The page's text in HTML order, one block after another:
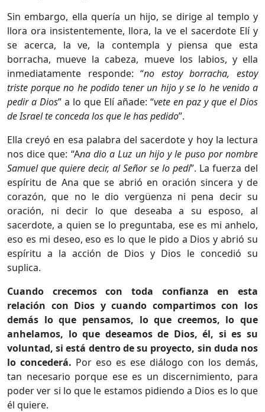
Sin embargo, ella quería un hijo, se dirige al templo y
llora ora insistentemente, llora, la ve el sacerdote Elí y
se acerca, la ve, la contempla y piensa que esta
borracha, mueve la cabeza, mueve los labios, y ella
inmediatamente responde: “no estoy borracha, estoy
triste porque no he podido tener un hijo y se lo he venido a
pedir a Dios” a lo que Elí añade: “vete en paz y que el Dios
de Israel te conceda los que le has pedido”.
Ella creyó en esa palabra del sacerdote y hoy la lectura
nos dice que: “Ana dio a Luz un hijo y le puso por nombre
Samuel que quiere decir, al Señor se lo pedí”. La fuerza del
espíritu de Ana que se abrió en oración sincera y de
corazón, que no le dio vergüenza ni pena decir su
oración, ni decir lo que deseaba a su esposo, al
sacerdote, a quien se lo preguntaba, ese es mi anhelo,
eso es mi deseo, eso es lo que le pido a Dios y abrió su
espíritu a la acción de Dios y Dios le concedió su
suplica.
Cuando crecemos con toda confianza en esta
relación con Dios y cuando compartimos con los
demás lo que pensamos, lo que creemos, lo que
anhelamos, lo que deseamos de Dios, él, si es su
voluntad, si está dentro de su proyecto, sin duda nos
lo concederá. Por eso es ese diálogo con los demás,
tan necesario porque ese es un discernimiento, para
poder ver si lo que le estamos pidiendo a Dios es lo que
él quiere.